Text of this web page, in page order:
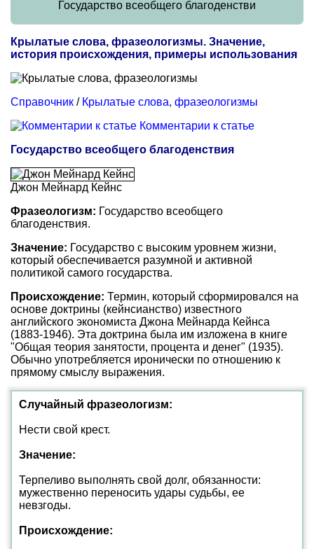
Государство всеобщего благоденстви
Крылатые слова, фразеологизмы. Значение,
история происхождения, примеры использования
Справочник / Крылатые слова, фразеологизмы
Комментарии к статье
Государство всеобщего благоденствия
Джон Мейнард Кейнс
Фразеологизм: Государство всеобщего
благоденствия.
Значение: Государство с высоким уровнем жизни,
который обеспечивается разумной и активной
политикой самого государства.
Происхождение: Термин, который сформировался на
основе доктрины (кейнсианство) известного
английского экономиста Джона Мейнарда Кейнса
(1883-1946). Эта доктрина была им изложена в книге
"Общая теория занятости, процента и денег" (1935).
Обычно употребляется иронически по отношению к
прямому смыслу выражения.
Случайный фразеологизм:
Нести свой крест.
Значение:
Терпеливо выполнять свой долг, обязанности:
мужественно переносить удары судьбы, ее
невзгоды.
Происхождение: